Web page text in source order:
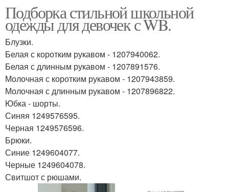
Подборка стильной школьной
одежды для девочек с WB.
Блузки.
Белая с коротким рукавом - 1207940062.
Белая с длинным рукавом - 1207891576.
Молочная с коротким рукавом - 1207943859.
Молочная с длинным рукавом - 1207896822.
Юбка - шорты.
Синяя 1249576595.
Черная 1249576596.
Брюки.
Синие 1249604077.
Черные 1249604078.
Свитшот с рюшами.